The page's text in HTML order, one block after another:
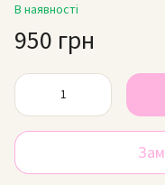
В наявності
950 грн